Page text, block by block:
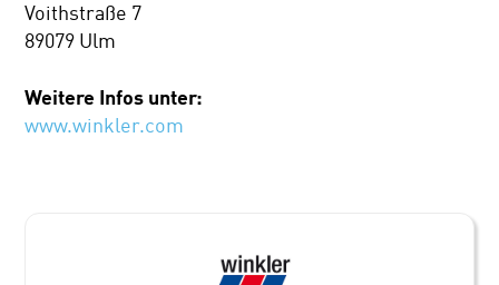
Voithstraße 7
89079 Ulm
Weitere Infos unter:
www.winkler.com